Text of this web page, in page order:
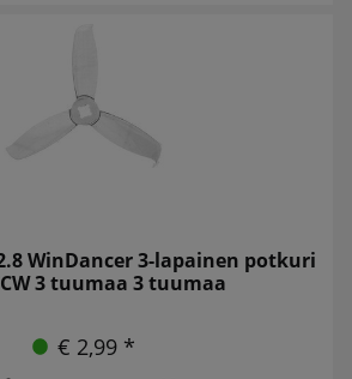
WinDancer 3-lapainen potkuri
3 tuumaa 3 tuumaa
€ 2,99 *